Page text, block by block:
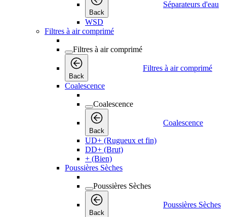
Back
Séparateurs d'eau
WSD
Filtres à air comprimé
Filtres à air comprimé
Back
Filtres à air comprimé
Coalescence
Coalescence
Back
Coalescence
UD+ (Rugueux et fin)
DD+ (Brut)
+ (Bien)
Poussières Sèches
Poussières Sèches
Back
Poussières Sèches